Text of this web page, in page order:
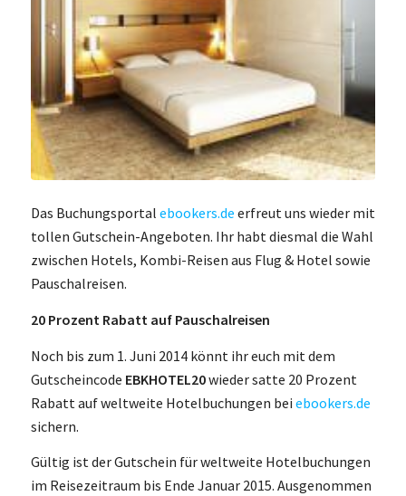
Das Buchungsportal ebookers.de erfreut uns wieder mit
tollen Gutschein-Angeboten. Ihr habt diesmal die Wahl
zwischen Hotels, Kombi-Reisen aus Flug & Hotel sowie
Pauschalreisen.
20 Prozent Rabatt auf Pauschalreisen
Noch bis zum 1. Juni 2014 könnt ihr euch mit dem
Gutscheincode EBKHOTEL20wieder satte 20 Prozent
Rabatt auf weltweite Hotelbuchungen bei ebookers.de
sichern.
Gültig ist der Gutschein für weltweite Hotelbuchungen
im Reisezeitraum bis Ende Januar 2015. Ausgenommen